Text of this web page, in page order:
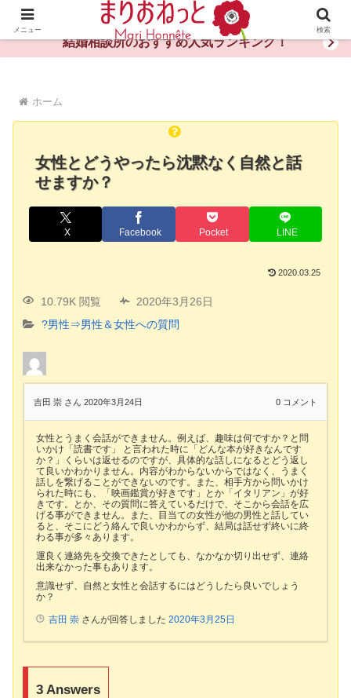
婚活や出会いの体験談・評判・秘訣がわかる情報サイト
結婚相談所のおすすめ人気ランキング！
ホーム
女性とどうやったら沈黙なく自然と話
せますか？
X Facebook Pocket LINE
2020.03.25
10.79K 閲覧
2020年3月26日
?男性⇒男性＆女性への質問
吉田 崇 さん 2020年3月24日 0 コメント
女性とうまく会話ができません。例えば、趣味は何ですか？と問
いかけ「読書です」 と言われた時に「どんな本が好きなんです
か？」くらいは返せるのですが、具体的な話しになるとどう返し
て良いかわかりません。内容がわからないからではなく、うまく
話しを繋げることができないのです。また、相手方から問いかけ
られた時にも、「映画鑑賞が好きです」とか「イタリアン」が好
きです。とか、その質問に答えているだけで、そこから会話を広
げる事ができません。また、目当ての女性が他の男性と話してい
ると、そこにどう絡んで良いかわからず、結局は話せず終いに終
わる事が多々あります。
運良く連絡先を交換できたとしても、なかなか切り出せず、連絡
出来なかった事もあります。
意識せず、自然と女性と会話するにはどうしたら良いでしょう
か？
吉田 崇 さんが回答しました 2020年3月25日
3 Answers
メニュー 検索